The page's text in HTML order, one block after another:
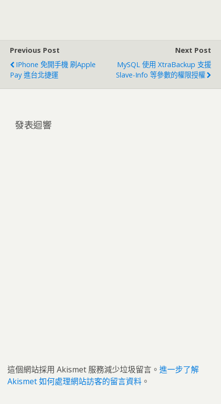
Previous Post
IPhone 免開手機 刷Apple
Pay 進台北捷運
Next Post
MySQL 使用 XtraBackup 支援
Slave-Info 等參數的權限授權
發表迴響
這個網站採用 Akismet 服務減少垃圾留言。 進一步了解
Akismet 如何處理網站訪客的留言資料 。